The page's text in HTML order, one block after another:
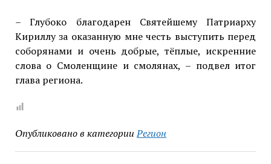
– Глубоко благодарен Святейшему Патриарху
Кириллу за оказанную мне честь выступить перед
соборянами и очень добрые, тёплые, искренние
слова о Смоленщине и смолянах, – подвел итог
глава региона.
Опубликовано в категории Регион